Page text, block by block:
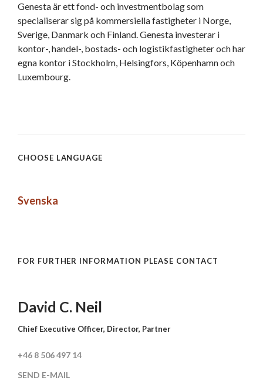
Genesta är ett fond- och investmentbolag som
specialiserar sig på kommersiella fastigheter i Norge,
Sverige, Danmark och Finland. Genesta investerar i
kontor-, handel-, bostads- och logistikfastigheter och har
egna kontor i Stockholm, Helsingfors, Köpenhamn och
Luxembourg.
CHOOSE LANGUAGE
Svenska
FOR FURTHER INFORMATION PLEASE CONTACT
David C. Neil
Chief Executive Officer, Director, Partner
+46 8 506 497 14
SEND E-MAIL